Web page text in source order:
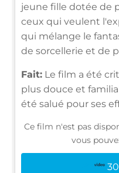
jeune fille dotée de
ceux qui veulent
qui mélange le
de sorcellerie et de
Fait: Le film a été
plus douce et
été salué pour ses
Ce film n'est pas
vous